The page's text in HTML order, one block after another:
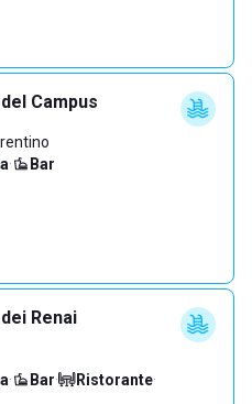
Campus
· Bar
Renai
· Bar· Ristorante·